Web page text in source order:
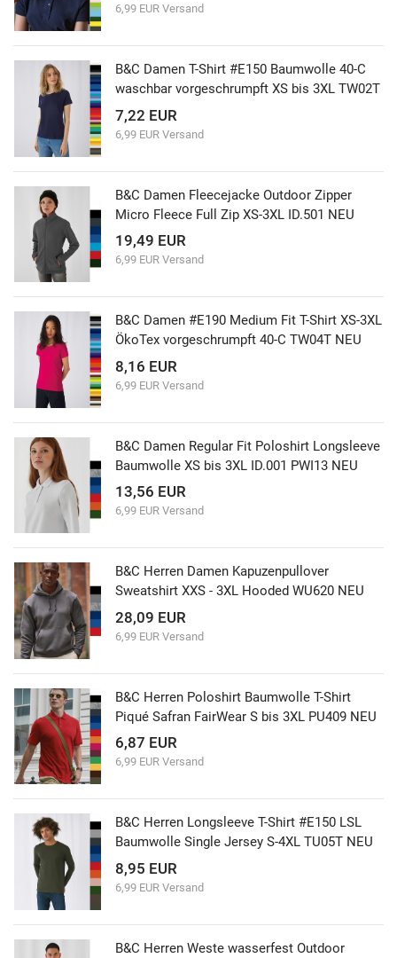
6,99 EUR Versand
B&C Damen T-Shirt #E150 Baumwolle 40-C
waschbar vorgeschrumpft XS bis 3XL TW02T
7,22 EUR
6,99 EUR Versand
B&C Damen Fleecejacke Outdoor Zipper
Micro Fleece Full Zip XS-3XL ID.501 NEU
19,49 EUR
6,99 EUR Versand
B&C Damen #E190 Medium Fit T-Shirt XS-3XL
ÖkoTex vorgeschrumpft 40-C TW04T NEU
8,16 EUR
6,99 EUR Versand
B&C Damen Regular Fit Poloshirt Longsleeve
Baumwolle XS bis 3XL ID.001 PWI13 NEU
13,56 EUR
6,99 EUR Versand
B&C Herren Damen Kapuzenpullover
Sweatshirt XXS - 3XL Hooded WU620 NEU
28,09 EUR
6,99 EUR Versand
B&C Herren Poloshirt Baumwolle T-Shirt
Piqué Safran FairWear S bis 3XL PU409 NEU
6,87 EUR
6,99 EUR Versand
B&C Herren Longsleeve T-Shirt #E150 LSL
Baumwolle Single Jersey S-4XL TU05T NEU
8,95 EUR
6,99 EUR Versand
B&C Herren Weste wasserfest Outdoor